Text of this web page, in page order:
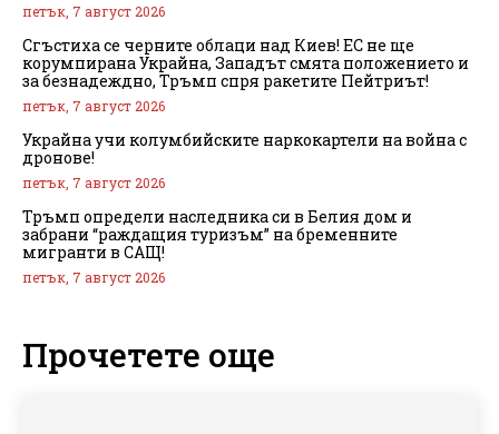
петък, 7 август 2026
Сгъстиха се черните облаци над Киев! ЕС не ще
корумпирана Украйна, Западът смята положението и
за безнадеждно, Тръмп спря ракетите Пейтриът!
петък, 7 август 2026
Украйна учи колумбийските наркокартели на война с
дронове!
петък, 7 август 2026
Тръмп определи наследника си в Белия дом и
забрани “раждащия туризъм” на бременните
мигранти в САЩ!
петък, 7 август 2026
Прочетете още